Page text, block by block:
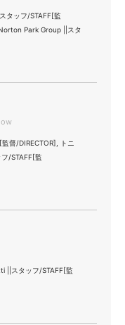
タッフ/STAFF[監
Park Group ||スタ
督/DIRECTOR], トニ
/STAFF[監
||スタッフ/STAFF[監